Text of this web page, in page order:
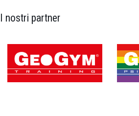
I nostri partner